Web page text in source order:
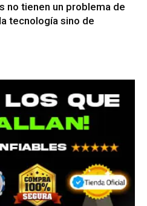
no tienen un problema de
tecnología sino de